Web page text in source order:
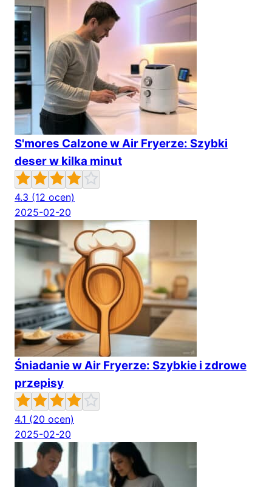
S'mores Calzone w Air Fryerze: Szybki
deser w kilka minut
4.3 (12 ocen)
2025-02-20
Śniadanie w Air Fryerze: Szybkie i zdrowe
przepisy
4.1 (20 ocen)
2025-02-20